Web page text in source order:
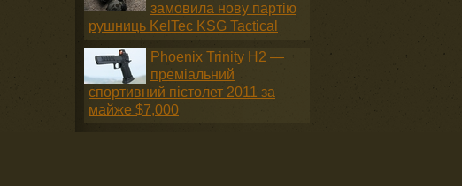
замовила нову партію
рушниць KelTec KSG Tactical
Phoenix Trinity H2 —
преміальний
спортивний пістолет 2011 за
майже $7,000